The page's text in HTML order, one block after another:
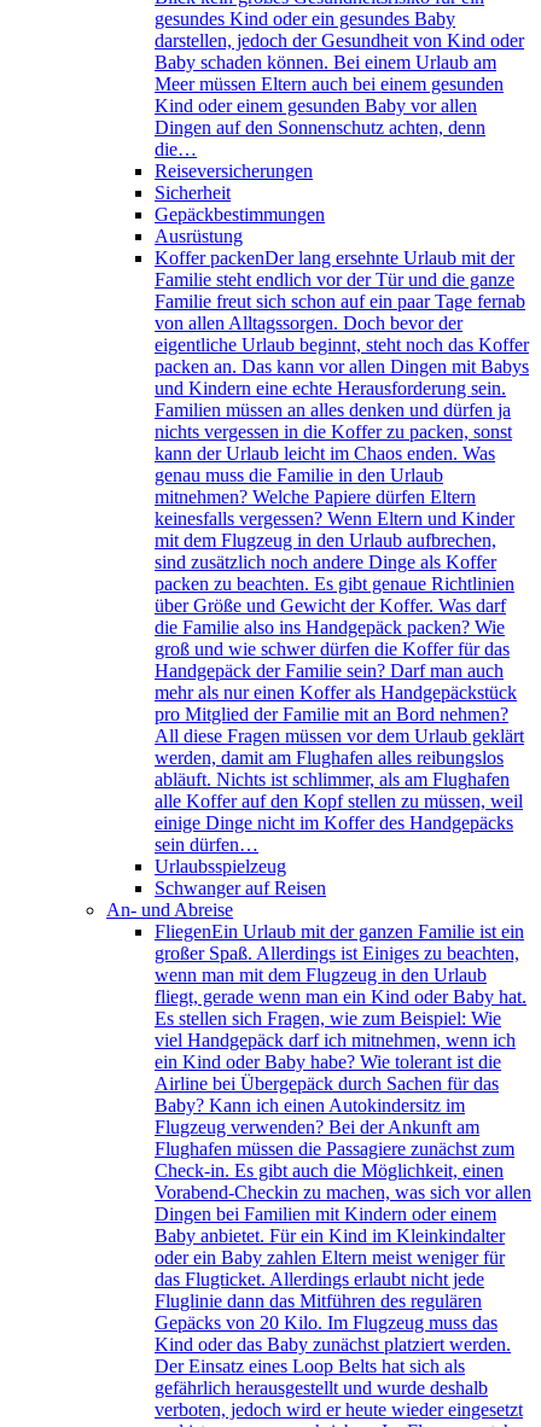
gesundes Kind oder ein gesundes Baby
darstellen, jedoch der Gesundheit von Kind oder
Baby schaden können. Bei einem Urlaub am
Meer müssen Eltern auch bei einem gesunden
Kind oder einem gesunden Baby vor allen
Dingen auf den Sonnenschutz achten, denn
die…
Reiseversicherungen
Sicherheit
Gepäckbestimmungen
Ausrüstung
Koffer packenDer lang ersehnte Urlaub mit der
Familie steht endlich vor der Tür und die ganze
Familie freut sich schon auf ein paar Tage fernab
von allen Alltagssorgen. Doch bevor der
eigentliche Urlaub beginnt, steht noch das Koffer
packen an. Das kann vor allen Dingen mit Babys
und Kindern eine echte Herausforderung sein.
Familien müssen an alles denken und dürfen ja
nichts vergessen in die Koffer zu packen, sonst
kann der Urlaub leicht im Chaos enden. Was
genau muss die Familie in den Urlaub
mitnehmen? Welche Papiere dürfen Eltern
keinesfalls vergessen? Wenn Eltern und Kinder
mit dem Flugzeug in den Urlaub aufbrechen,
sind zusätzlich noch andere Dinge als Koffer
packen zu beachten. Es gibt genaue Richtlinien
über Größe und Gewicht der Koffer. Was darf
die Familie also ins Handgepäck packen? Wie
groß und wie schwer dürfen die Koffer für das
Handgepäck der Familie sein? Darf man auch
mehr als nur einen Koffer als Handgepäckstück
pro Mitglied der Familie mit an Bord nehmen?
All diese Fragen müssen vor dem Urlaub geklärt
werden, damit am Flughafen alles reibungslos
abläuft. Nichts ist schlimmer, als am Flughafen
alle Koffer auf den Kopf stellen zu müssen, weil
einige Dinge nicht im Koffer des Handgepäcks
sein dürfen…
Urlaubsspielzeug
Schwanger auf Reisen
An- und Abreise
FliegenEin Urlaub mit der ganzen Familie ist ein
großer Spaß. Allerdings ist Einiges zu beachten,
wenn man mit dem Flugzeug in den Urlaub
fliegt, gerade wenn man ein Kind oder Baby hat.
Es stellen sich Fragen, wie zum Beispiel: Wie
viel Handgepäck darf ich mitnehmen, wenn ich
ein Kind oder Baby habe? Wie tolerant ist die
Airline bei Übergepäck durch Sachen für das
Baby? Kann ich einen Autokindersitz im
Flugzeug verwenden? Bei der Ankunft am
Flughafen müssen die Passagiere zunächst zum
Check-in. Es gibt auch die Möglichkeit, einen
Vorabend-Checkin zu machen, was sich vor allen
Dingen bei Familien mit Kindern oder einem
Baby anbietet. Für ein Kind im Kleinkindalter
oder ein Baby zahlen Eltern meist weniger für
das Flugticket. Allerdings erlaubt nicht jede
Fluglinie dann das Mitführen des regulären
Gepäcks von 20 Kilo. Im Flugzeug muss das
Kind oder das Baby zunächst platziert werden.
Der Einsatz eines Loop Belts hat sich als
gefährlich herausgestellt und wurde deshalb
verboten, jedoch wird er heute wieder eingesetzt